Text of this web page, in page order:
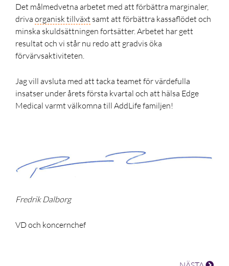
Det målmedvetna arbetet med att förbättra marginaler,
driva organisk tillväxt samt att förbättra kassaflödet och
minska skuldsättningen fortsätter. Arbetet har gett
resultat och vi står nu redo att gradvis öka
förvärvsaktiviteten.
Jag vill avsluta med att tacka teamet för värdefulla
insatser under årets första kvartal och att hälsa Edge
Medical varmt välkomna till AddLife familjen!
Fredrik Dalborg
VD och koncernchef